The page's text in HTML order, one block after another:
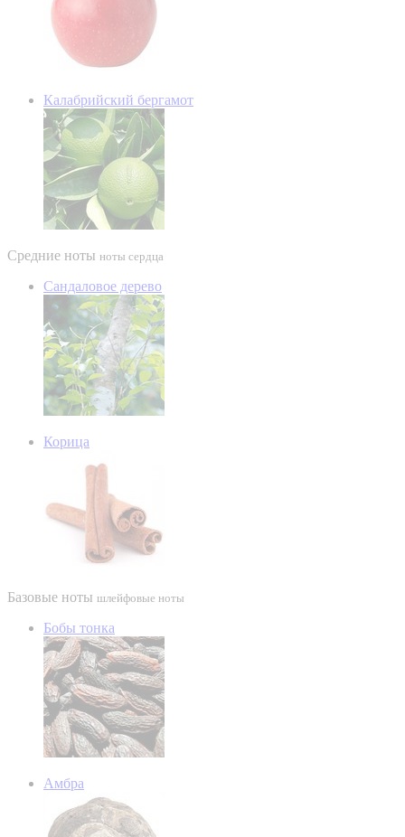
Калабрийский бергамот
Средние ноты ноты сердца
Сандаловое дерево
Корица
Базовые ноты шлейфовые ноты
Бобы тонка
Амбра